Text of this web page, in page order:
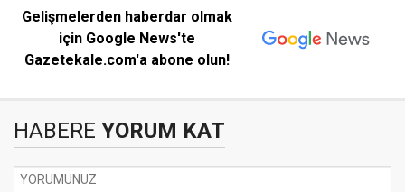
Gelişmelerden haberdar olmak
için Google News'te
Gazetekale.com'a abone olun!
HABERE YORUM KAT